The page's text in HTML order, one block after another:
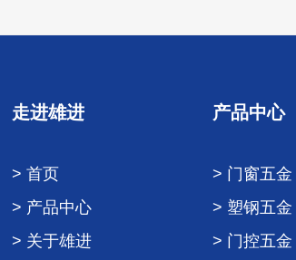
走进雄进
> 首页
> 产品中心
> 关于雄进
产品中心
> 门窗五金
> 塑钢五金
> 门控五金